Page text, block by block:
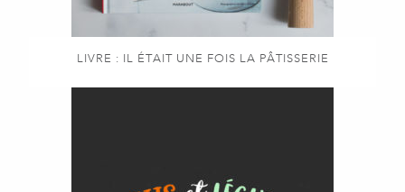
LIVRE : IL ÉTAIT UNE FOIS LA PÂTISSERIE